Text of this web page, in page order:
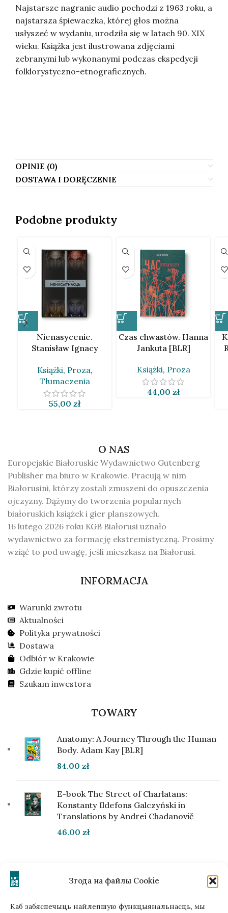
Згода на файлы Cookie
Каб забяспечыць найлепшую функцыянальнасць, мы
Najstarsze nagranie audio pochodzi z 1963 roku, a
najstarsza śpiewaczka, której głos można
usłyszeć w wydaniu, urodziła się w latach 90. XIX
wieku. Książka jest ilustrowana zdjęciami
zebranymi lub wykonanymi podczas ekspedycji
folklorystyczno-etnograficznych.
OPINIE (0)
DOSTAWA I DORĘCZENIE
Podobne produkty
Nienasycenie.
Stanisław Ignacy
Książki, Proza,
Tłumaczenia
55,00 zł
Czas chwastów. Hanna
Jankuta [BLR]
Książki, Proza
44,00 zł
O NAS
Europejskie Białoruskie Wydawnictwo Gutenberg
Publisher ma biuro w Krakowie. Pracują w nim
Białorusini, którzy zostali zmuszeni do opuszczenia
ojczyzny. Dążymy do tworzenia popularnych
białoruskich książek i gier planszowych.
16 lutego 2026 roku KGB Białorusi uznało
wydawnictwo za formację ekstremistyczną. Prosimy
wziąć to pod uwagę, jeśli mieszkasz na Białorusi.
INFORMACJA
Warunki zwrotu
Aktualności
Polityka prywatności
Dostawa
Odbiór w Krakowie
Gdzie kupić offline
Szukam inwestora
TOWARY
Anatomy: A Journey Through the Human
Body. Adam Kay [BLR]
84.00 zł
E-book The Street of Charlatans:
Konstanty Ildefons Galczyński in
Translations by Andrei Chadanovič
46.00 zł
ul. Łobzowska, 15/15 Kraków, Polska